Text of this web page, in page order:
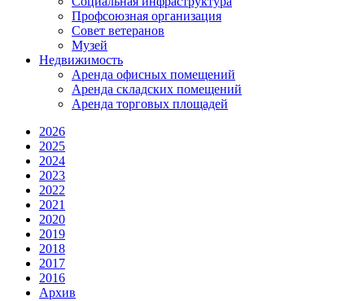
Профсоюзная организация
Совет ветеранов
Музей
Недвижимость
Аренда офисных помещений
Аренда складских помещений
Аренда торговых площадей
2026
2025
2024
2023
2022
2021
2020
2019
2018
2017
2016
Архив